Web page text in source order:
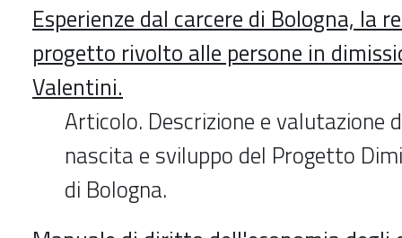
Esperienze dal carcere di Bologna, la
progetto rivolto alle persone in
Valentini.
Articolo. Descrizione e valutazione
nascita e sviluppo del Progetto
di Bologna.